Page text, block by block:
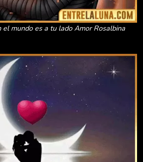
mundo es a tu lado Amor Rosalbina